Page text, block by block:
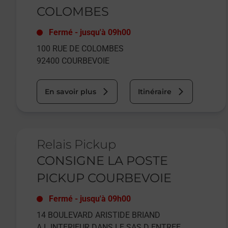
COLOMBES
Fermé - jusqu'à 09h00
100 RUE DE COLOMBES
92400 COURBEVOIE
En savoir plus Itinéraire
Relais Pickup
CONSIGNE LA POSTE
PICKUP COURBEVOIE
Fermé - jusqu'à 09h00
14 BOULEVARD ARISTIDE BRIAND